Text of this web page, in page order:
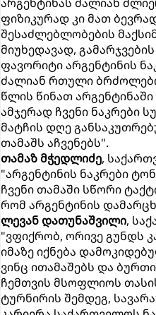
არგენტინას ძალიან
ფიზიკურად კი მათ
შესაძლებლობების
მიუხედავად, გამარჯვების
ფავორიტი არგენტინის
ძალიან რთული
წლის წინათ
ამჯერად ჩვენი ნაკრები
მატჩის დღე
თამაშს აჩვენებს".
თამაზ მჭედლიძე,
"არგენტინის ნაკრები
ჩვენი თამაში სწორი
რომ არგენტინის
ლევან დათუნაშვილი,
"ვფიქრობ, ორივე გუნდს
იმაზე იქნება
ვინც ითამაშებს და
ჩემთვის მსოფლიოს
ტურნირის შემდეგ,